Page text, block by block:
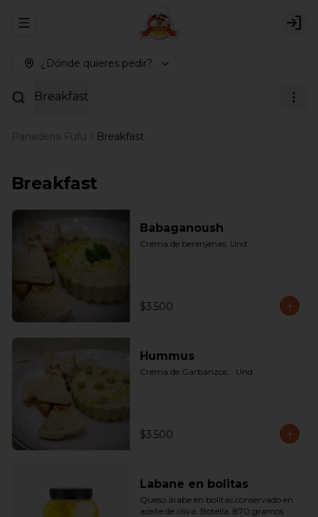
Abrir menu de navegación
¿Dónde quieres pedir?
Breakfast
Panaderia Fufu Breakfast
Breakfast
Babaganoush
Crema de berenjenas. Und.
$3.500
Hummus
Crema de Garbanzos. . Und.
$3.500
Labane en bolitas
Queso árabe en bolitas conservado en
aceite de oliva. Botella. 870 gramos